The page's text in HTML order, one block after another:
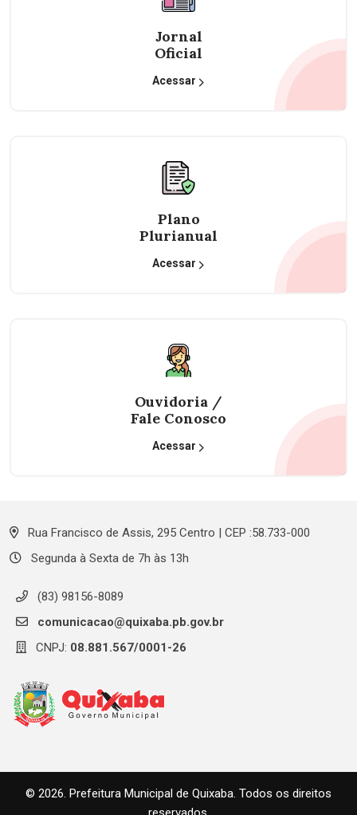
Jornal
Oficial
Acessar
Plano
Plurianual
Acessar
Ouvidoria /
Fale Conosco
Acessar
Rua Francisco de Assis, 295 Centro | CEP :58.733-000
Segunda à Sexta de 7h às 13h
(83) 98156-8089
comunicacao@quixaba.pb.gov.br
CNPJ: 08.881.567/0001-26
© 2026. Prefeitura Municipal de Quixaba. Todos os direitos